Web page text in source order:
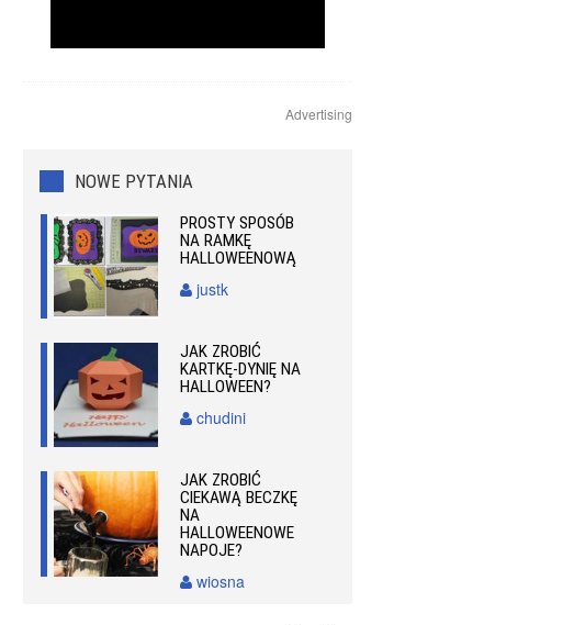
Advertising
NOWE PYTANIA
PROSTY SPOSÓB
NA RAMKĘ
HALLOWEENOWĄ
justk
JAK ZROBIĆ
KARTKĘ-DYNIĘ NA
HALLOWEEN?
chudini
JAK ZROBIĆ
CIEKAWĄ BECZKĘ
NA
HALLOWEENOWE
NAPOJE?
wiosna